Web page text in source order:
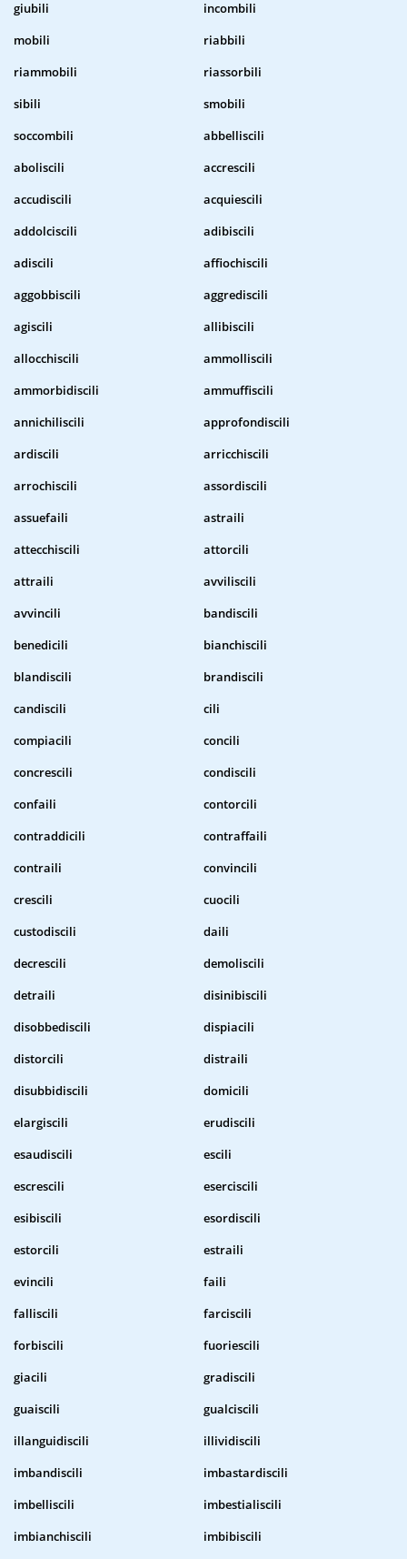
giubili
incombili
mobili
riabbili
riammobili
riassorbili
sibili
smobili
soccombili
abbelliscili
aboliscili
accrescili
accudiscili
acquiescili
addolciscili
adibiscili
adiscili
affiochiscili
aggobbiscili
aggrediscili
agiscili
allibiscili
allocchiscili
ammolliscili
ammorbidiscili
ammuffiscili
annichiliscili
approfondiscili
ardiscili
arricchiscili
arrochiscili
assordiscili
assuefaili
astraili
attecchiscili
attorcili
attraili
avviliscili
avvincili
bandiscili
benedicili
bianchiscili
blandiscili
brandiscili
candiscili
cili
compiacili
concili
concrescili
condiscili
confaili
contorcili
contraddicili
contraffaili
contraili
convincili
crescili
cuocili
custodiscili
daili
decrescili
demoliscili
detraili
disinibiscili
disobbediscili
dispiacili
distorcili
distraili
disubbidiscili
domicili
elargiscili
erudiscili
esaudiscili
escili
escrescili
eserciscili
esibiscili
esordiscili
estorcili
estraili
evincili
faili
falliscili
farciscili
forbiscili
fuoriescili
giacili
gradiscili
guaiscili
gualciscili
illanguidiscili
illividiscili
imbandiscili
imbastardiscili
imbelliscili
imbestialiscili
imbianchiscili
imbibiscili